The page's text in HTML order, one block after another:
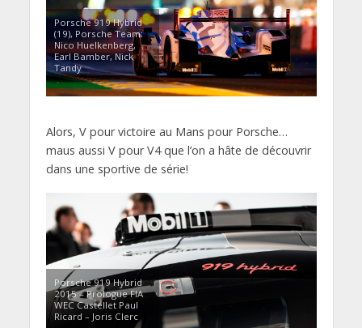
Porsche 919 Hybrid
(19), Porsche Team:
Nico Huelkenberg,
Earl Bamber, Nick
Tandy
Alors, V pour victoire au Mans pour Porsche…
maus aussi V pour V4 que l’on a hâte de découvrir
dans une sportive de série!
Porsche 919 Hybrid
2015 – Prologue FIA
WEC Castellet Paul
Ricard – Joris Clerc